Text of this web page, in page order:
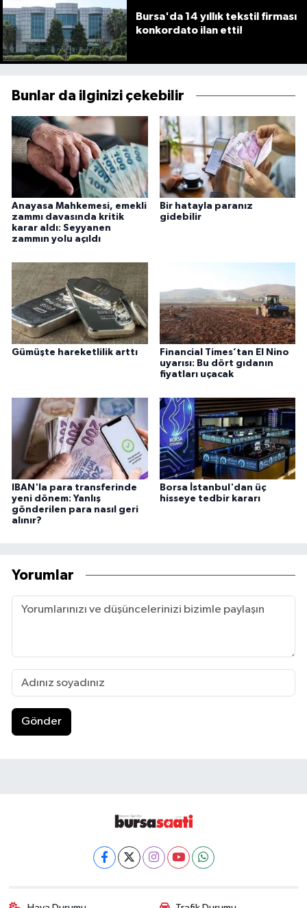
Bursa'da 14 yıllık tekstil firması
konkordato ilan etti!
Bunlar da ilginizi çekebilir
Anayasa Mahkemesi, emekli
zammı davasında kritik
karar aldı: Seyyanen
zammın yolu açıldı
Bir hatayla paranız
gidebilir
Gümüşte hareketlilik arttı
Financial Times’tan El Nino
uyarısı: Bu dört gıdanın
fiyatları uçacak
IBAN'la para transferinde
yeni dönem: Yanlış
gönderilen para nasıl geri
alınır?
Borsa İstanbul'dan üç
hisseye tedbir kararı
Yorumlar
Gönder